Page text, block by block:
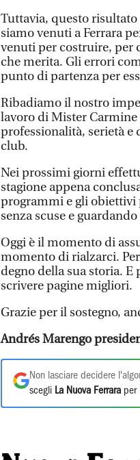
Tuttavia, questo
siamo venuti a Ferrara
venuti per costruire, per
che merita. Gli errori
punto di partenza per
Ribadiamo il nostro
lavoro di Mister Carmine
professionalità, serietà
club.
Nei prossimi giorni
stagione appena
programmi e gli obiettivi
senza scuse e
Oggi è il momento di
momento di rialzarci.
degno della sua storia.
scrivere pagine migliori.
Grazie per il sostegno,
Andrés Marengo
Non lasciare decidere
scegli La Nuova Ferrara per